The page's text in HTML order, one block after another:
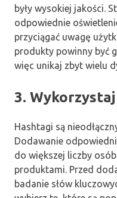
były wysokiej jakości.
odpowiednie
przyciągać uwagę
produkty powinny być
więc unikaj zbyt wielu
3.
Hashtagi są
Dodawanie
do większej liczby
produktami. Przed
badanie słów